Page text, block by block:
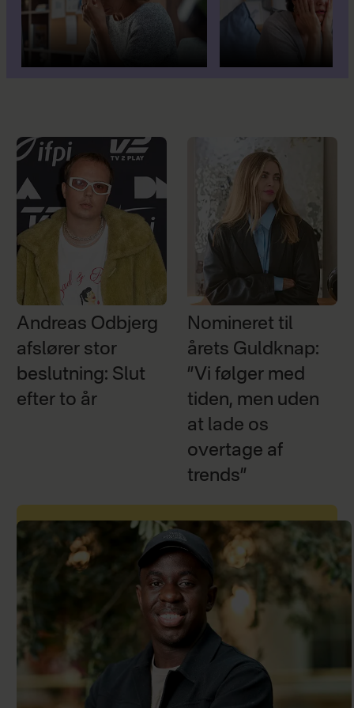
Andreas Odbjerg
afslører stor
beslutning: Slut
efter to år
Nomineret til
årets Guldknap:
”Vi følger med
tiden, men uden
at lade os
overtage af
trends”